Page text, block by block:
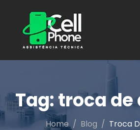
Tag:troca
Home Blog Troca